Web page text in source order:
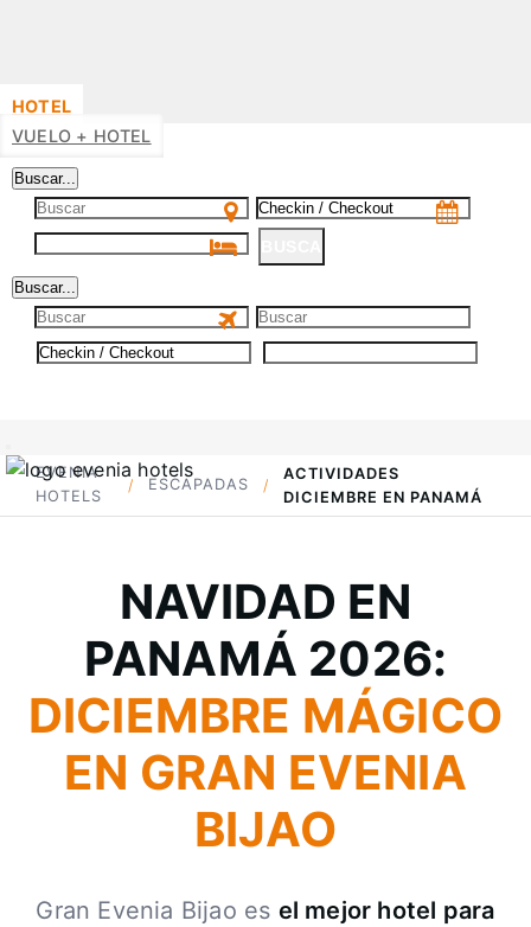
HOTEL
VUELO + HOTEL
Buscar...
Buscar...
EVENIA
HOTELS
ESCAPADAS
ACTIVIDADES
DICIEMBRE EN PANAMÁ
NAVIDAD EN
PANAMÁ 2026:
DICIEMBRE MÁGICO
EN GRAN EVENIA
BIJAO
Gran Evenia Bijao es el mejor hotel para